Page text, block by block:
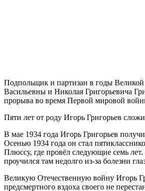
Подпольщик и партизан в годы
Васильевны и Николая Григорьевича
прорыва во время Первой мировой
Пяти лет от роду Игорь Григорьев
В мае 1934 года Игорь Григорьев
Осенью 1934 года он стал
Плюссу, где провёл следующие семь
проучился там недолго из-за болезни
Великую Отечественную войну Игорь
предсмертного вздоха своего не